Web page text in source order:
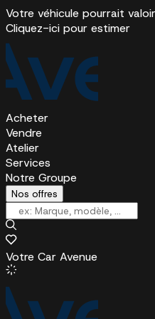
Votre véhicule pourrait
Cliquez-ici pour estimer
Acheter
Vendre
Atelier
Services
Notre Groupe
Nos offres
Votre Car Avenue